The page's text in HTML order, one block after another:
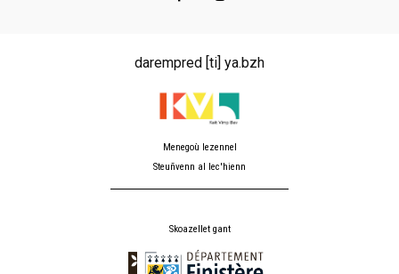
darempred [ti] ya.bzh
Menegoù lezennel
Steuñvenn al lec'hienn
Skoazellet gant